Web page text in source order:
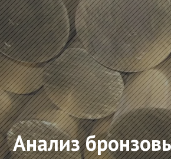
Анализ